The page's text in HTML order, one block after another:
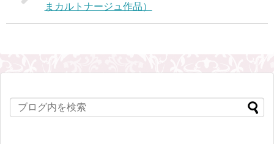
まカルトナージュ作品）